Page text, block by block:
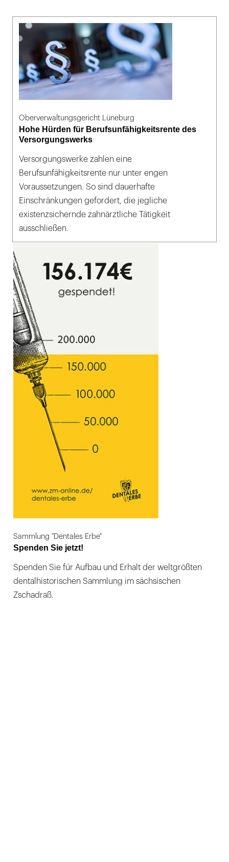
Oberverwaltungsgericht Lüneburg
Hohe Hürden für Berufsunfähigkeitsrente des
Versorgungswerks
Versorgungswerke zahlen eine
Berufsunfähigkeitsrente nur unter engen
Voraussetzungen. So sind dauerhafte
Einschränkungen gefordert, die jegliche
existenzsichernde zahnärztliche Tätigkeit
ausschließen.
Sammlung "Dentales Erbe"
Spenden Sie jetzt!
Spenden Sie für Aufbau und Erhalt der weltgrößten
dentalhistorischen Sammlung im sächsischen
Zschadraß.